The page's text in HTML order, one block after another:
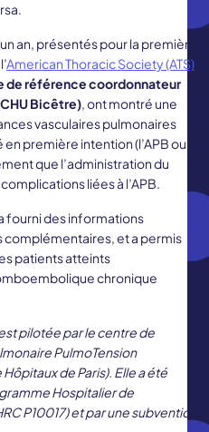
an, présentés pour la première
American Thoracic Society (ATS)
de référence coordonnateur
Bicêtre), ont montré une
vasculaires pulmonaires
première intention (l’APB ou
que l’administration du
liées à l’APB.
fourni des informations
complémentaires, et a permis
patients atteints
chronique
pilotée par le centre de
PulmoTension
de Paris). Elle a été
Hospitalier de
P10017) et par une subvention